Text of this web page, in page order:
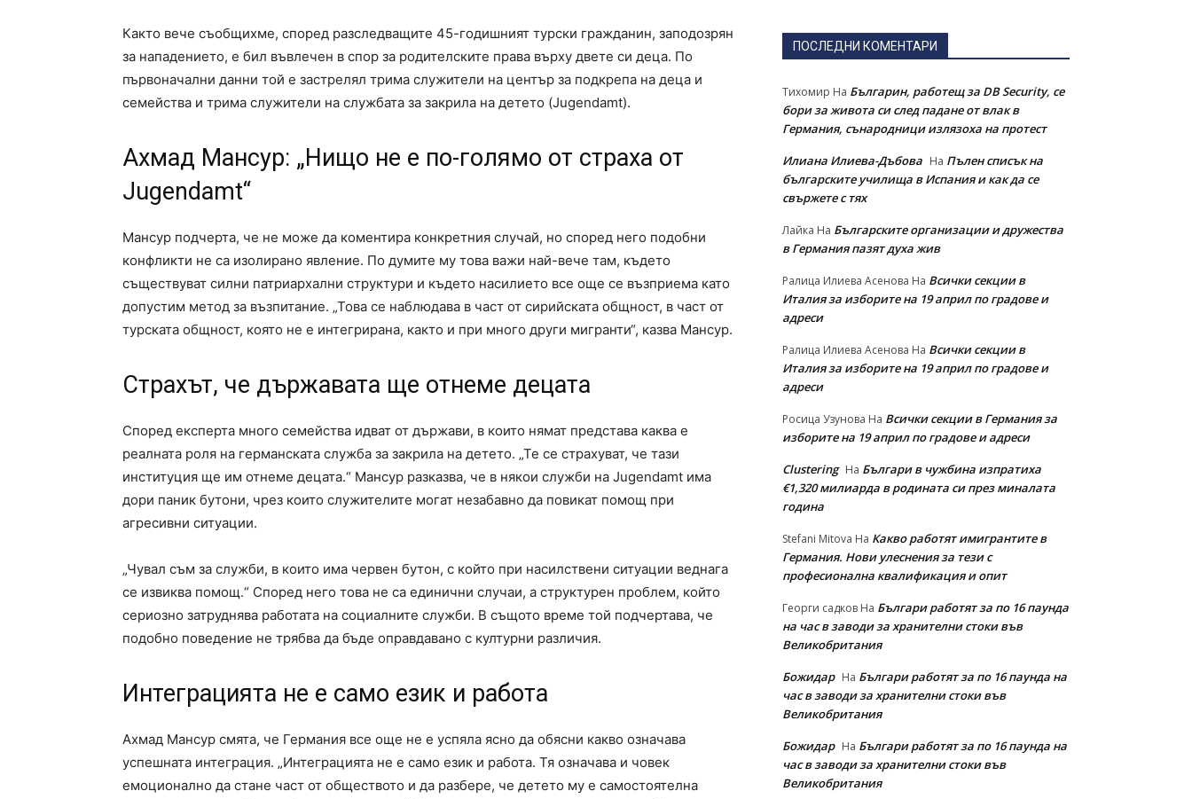
Както вече съобщихме, според разследващите 45-годишният турски гражданин, заподозрян
за нападението, е бил въвлечен в спор за родителските права върху двете си деца. По
първоначални данни той е застрелял трима служители на център за подкрепа на деца и
семейства и трима служители на службата за закрила на детето (Jugendamt).
Ахмад Мансур: „Нищо не е по-голямо от страха от
Jugendamt“
Мансур подчерта, че не може да коментира конкретния случай, но според него подобни
конфликти не са изолирано явление. По думите му това важи най-вече там, където
съществуват силни патриархални структури и където насилието все още се възприема като
допустим метод за възпитание. „Това се наблюдава в част от сирийската общност, в част от
турската общност, която не е интегрирана, както и при много други мигранти“, казва Мансур.
Страхът, че държавата ще отнеме децата
Според експерта много семейства идват от държави, в които нямат представа каква е
реалната роля на германската служба за закрила на детето. „Те се страхуват, че тази
институция ще им отнеме децата.“ Мансур разказва, че в някои служби на Jugendamt има
дори паник бутони, чрез които служителите могат незабавно да повикат помощ при
агресивни ситуации.
„Чувал съм за служби, в които има червен бутон, с който при насилствени ситуации веднага
се извиква помощ.“ Според него това не са единични случаи, а структурен проблем, който
сериозно затруднява работата на социалните служби. В същото време той подчертава, че
подобно поведение не трябва да бъде оправдавано с културни различия.
Интеграцията не е само език и работа
Ахмад Мансур смята, че Германия все още не е успяла ясно да обясни какво означава
успешната интеграция. „Интеграцията не е само език и работа. Тя означава и човек
емоционално да стане част от обществото и да разбере, че детето му е самостоятелна
ПОСЛЕДНИ КОМЕНТАРИ
Тихомир На Българин, работещ за DB Security, се
бори за живота си след падане от влак в
Германия, сънародници излязоха на протест
Илиана Илиева-Дъбова На Пълен списък на
българските училища в Испания и как да се
свържете с тях
Лайка На Българските организации и дружества
в Германия пазят духа жив
Ралица Илиева Асенова На Всички секции в
Италия за изборите на 19 април по градове и
адреси
Ралица Илиева Асенова На Всички секции в
Италия за изборите на 19 април по градове и
адреси
Росица Узунова На Всички секции в Германия за
изборите на 19 април по градове и адреси
Clustering На Българи в чужбина изпратиха
€1,320 милиарда в родината си през миналата
година
Stefani Mitova На Какво работят имигрантите в
Германия. Нови улеснeния за тези с
професионална квалификация и опит
Георги садков На Българи работят за по 16 паунда
на час в заводи за хранителни стоки във
Великобритания
Божидар На Българи работят за по 16 паунда на
час в заводи за хранителни стоки във
Великобритания
Божидар На Българи работят за по 16 паунда на
час в заводи за хранителни стоки във
Великобритания